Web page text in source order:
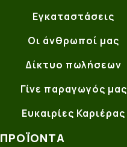
Εγκαταστάσεις
Οι άνθρωποί μας
Δίκτυο πωλήσεων
Γίνε παραγωγός μας
Ευκαιρίες Καριέρας
ΠΡΟΪΌΝΤΑ